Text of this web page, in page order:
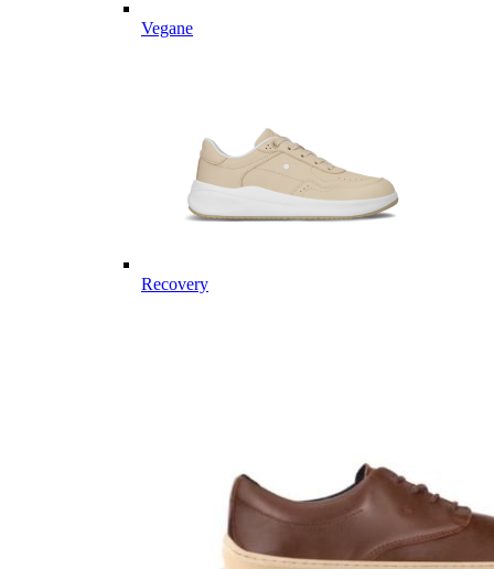
Vegane
Recovery